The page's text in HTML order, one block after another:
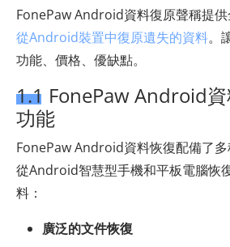
FonePaw Android資料復原聲稱提
從Android裝置中復原遺失的資料。
功能、價格、優缺點。
1.1 FonePaw Android
功能
FonePaw Android資料恢復配備了
從Android智慧型手機和平板電腦恢
料：
廣泛的文件恢復